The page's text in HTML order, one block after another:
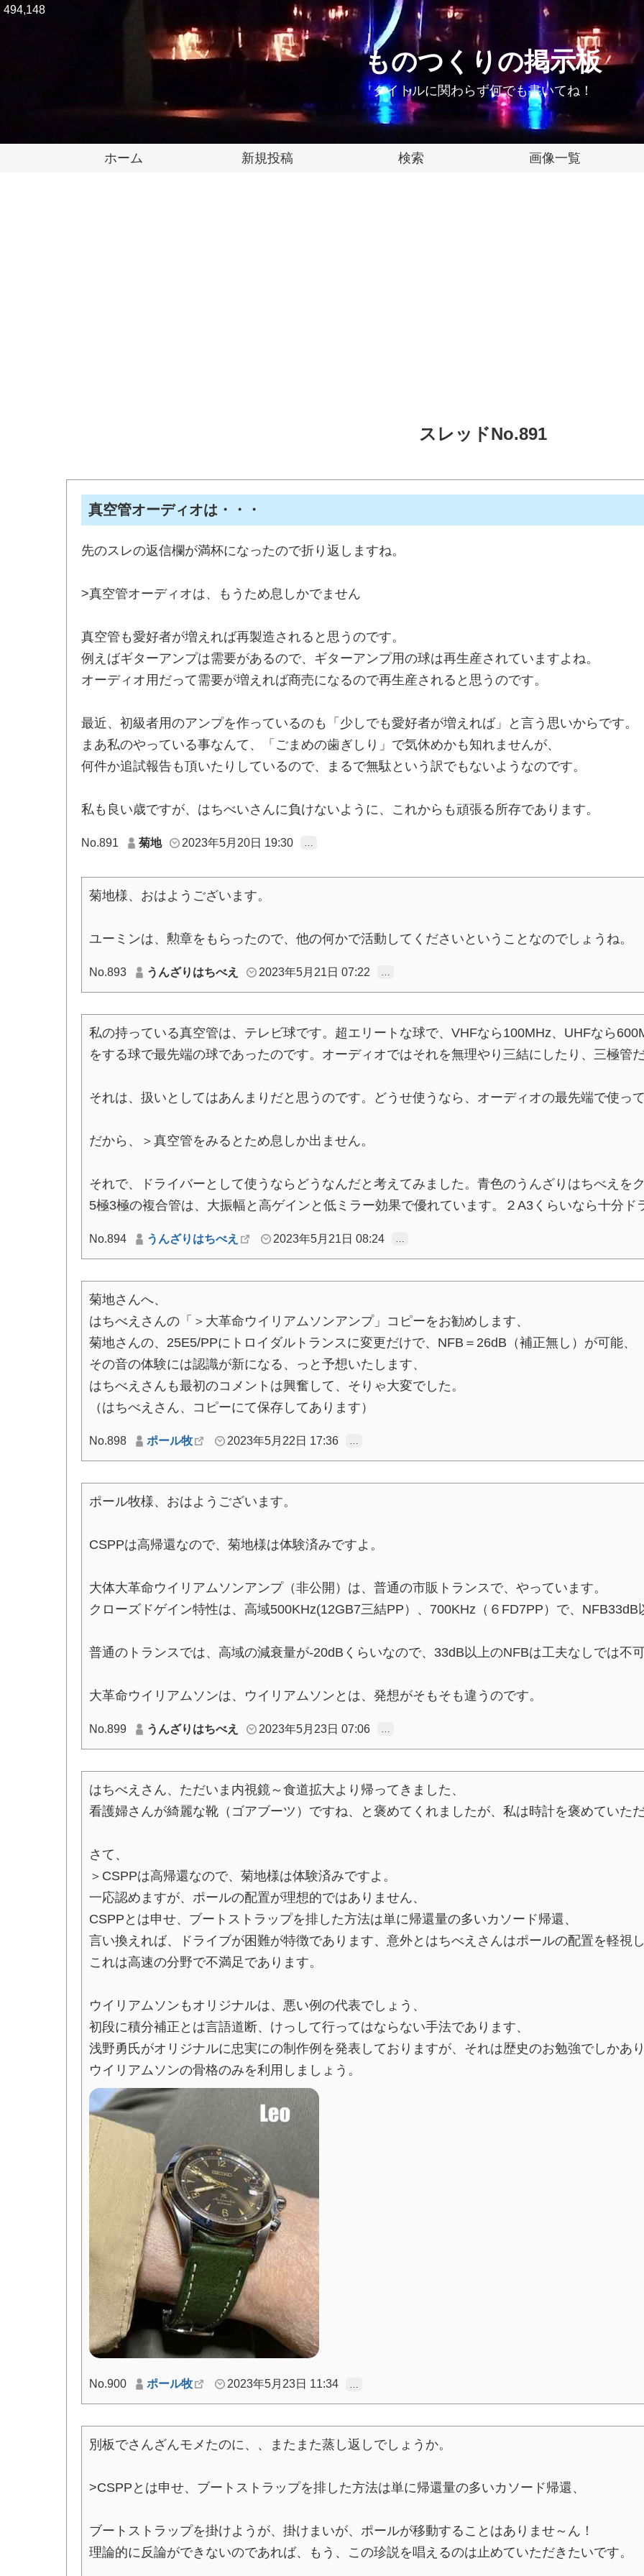
ものつくりの掲示板
タイトルに関わらず何でも書いてね！
ホーム 新規投稿 検索 画像一覧
494,148
スレッドNo.891
真空管オーディオは・・・
先のスレの返信欄が満杯になったので折り返しますね。
>真空管オーディオは、もうため息しかでません
真空管も愛好者が増えれば再製造されると思うのです。
例えばギターアンプは需要があるので、ギターアンプ用の球は再生産されていますよね。
オーディオ用だって需要が増えれば商売になるので再生産されると思うのです。
最近、初級者用のアンプを作っているのも「少しでも愛好者が増えれば」と言う思いからです。
まあ私のやっている事なんて、「ごまめの歯ぎしり」で気休めかも知れませんが、
何件か追試報告も頂いたりしているので、まるで無駄という訳でもないようなのです。
私も良い歳ですが、はちべいさんに負けないように、これからも頑張る所存であります。
No.891 菊地 2023年5月20日 19:30 …
菊地様、おはようございます。
ユーミンは、勲章をもらったので、他の何かで活動してくださいということなのでしょうね。
No.893 うんざりはちべえ 2023年5月21日 07:22 …
私の持っている真空管は、テレビ球です。超エリートな球で、VHFなら100MHz、UHFなら
をする球で最先端の球であったのです。オーディオではそれを無理やり三結にしたり、三極管
それは、扱いとしてはあんまりだと思うのです。どうせ使うなら、オーディオの最先端で使っ
だから、＞真空管をみるとため息しか出ません。
それで、ドライバーとして使うならどうなんだと考えてみました。青色のうんざりはちべえを
5極3極の複合管は、大振幅と高ゲインと低ミラー効果で優れています。２A3くらいなら十分ド
No.894 うんざりはちべえ 2023年5月21日 08:24 …
菊地さんへ、
はちべえさんの「＞大革命ウイリアムソンアンプ」コピーをお勧めします、
菊地さんの、25E5/PPにトロイダルトランスに変更だけで、NFB＝26dB（補正無し）が可能、
その音の体験には認識が新になる、っと予想いたします、
はちべえさんも最初のコメントは興奮して、そりゃ大変でした。
（はちべえさん、コピーにて保存してあります）
No.898 ポール牧 2023年5月22日 17:36 …
ポール牧様、おはようございます。
CSPPは高帰還なので、菊地様は体験済みですよ。
大体大革命ウイリアムソンアンプ（非公開）は、普通の市販トランスで、やっています。
クローズドゲイン特性は、高域500KHz(12GB7三結PP）、700KHz（６FD7PP）で、NFB33dB
普通のトランスでは、高域の減衰量が-20dBくらいなので、33dB以上のNFBは工夫なしでは不可
大革命ウイリアムソンは、ウイリアムソンとは、発想がそもそも違うのです。
No.899 うんざりはちべえ 2023年5月23日 07:06 …
はちべえさん、ただいま内視鏡～食道拡大より帰ってきました、
看護婦さんが綺麗な靴（ゴアブーツ）ですね、と褒めてくれましたが、私は時計を褒めていただ
さて、
＞CSPPは高帰還なので、菊地様は体験済みですよ。
一応認めますが、ポールの配置が理想的ではありません、
CSPPとは申せ、ブートストラップを排した方法は単に帰還量の多いカソード帰還、
言い換えれば、ドライブが困難が特徴であります、意外とはちべえさんはポールの配置を軽視し
これは高速の分野で不満足であります。
ウイリアムソンもオリジナルは、悪い例の代表でしょう、
初段に積分補正とは言語道断、けっして行ってはならない手法であります、
浅野勇氏がオリジナルに忠実にの制作例を発表しておりますが、それは歴史のお勉強でしかあり
ウイリアムソンの骨格のみを利用しましょう。
No.900 ポール牧 2023年5月23日 11:34
別板でさんざんモメたのに、、またまた蒸し返しでしょうか。
>CSPPとは申せ、ブートストラップを排した方法は単に帰還量の多いカソード帰還、
ブートストラップを掛けようが、掛けまいが、ポールが移動することはありませ～ん！
理論的に反論ができないのであれば、もう、この珍説を唱えるのは止めていただきたいです。